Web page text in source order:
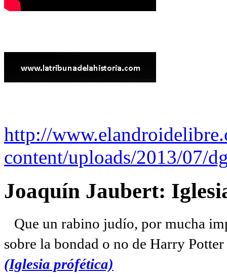
http://
content/uploads/2013/07/
Joaquín Jaubert:
Que un rabino judío, por mucha
sobre la bondad o no de Harry
(Iglesia prófética)